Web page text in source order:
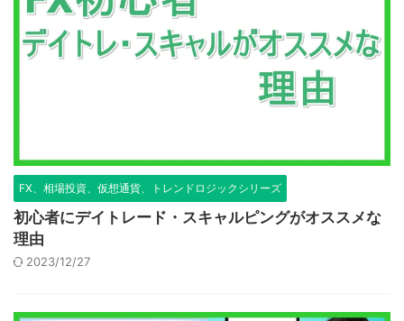
FX、相場投資、仮想通貨、トレンドロジックシリーズ
初心者にデイトレード・スキャルピングがオススメな
理由
2023/12/27